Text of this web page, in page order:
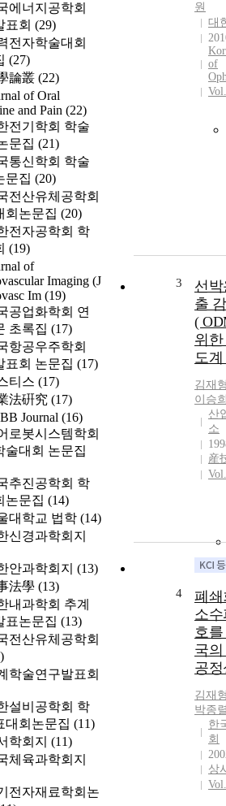
에너지공학회
표회 (29)
전자학술대회
(27)
論叢 (22)
of Oral
and Pain (22)
전기학회 학술
문집 (21)
통신학회 학술
문집 (20)
전산유체공학회
회논문집 (20)
전자공학회 학
(19)
of
Imaging (J
Im (19)
공업화학회 연
초록집 (17)
항공우주학회
표회 논문집 (17)
티스 (17)
法硏究 (17)
Journal (16)
로봇시스템학회
술대회 논문집
추진공학회 학
논문집 (14)
대학교 법학 (14)
신경과학회지
안과학회지 (13)
法學 (13)
내과학회 추계
표논문집 (13)
전산유체공학회
학술연구발표회
설비공학회 학
대회논문집 (11)
학회지 (11)
체육과학회지
전자재료학회논
원
대
of
3
선
출
(
위
도
김재
이승
산
소
産
4
폐쇄
소
호
국
공
김재
박종
한
회
상